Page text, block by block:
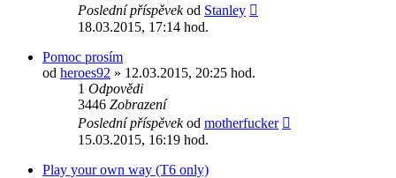
Poslední příspěvekod Stanley
18.03.2015, 17:14 hod.
Pomoc prosím
od heroes92 » 12.03.2015, 20:25 hod.
1 Odpovědi
3446 Zobrazení
Poslední příspěvekod motherfucker
15.03.2015, 16:19 hod.
Play your own way (T6 only)